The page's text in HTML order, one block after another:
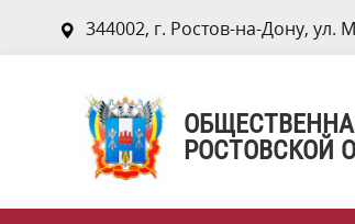
344002, г. Ростов-на-Дону, ул.
РОСТОВСКОЙ